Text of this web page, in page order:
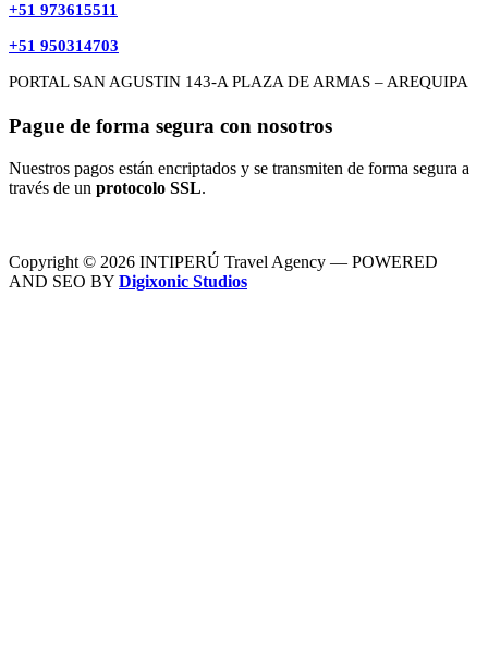
+51 973615511
+51 950314703
PORTAL SAN AGUSTIN 143-A PLAZA DE ARMAS – AREQUIPA
Pague de forma segura con nosotros
Nuestros pagos están encriptados y se transmiten de forma segura a
través de un protocolo SSL.
Copyright © 2026 INTIPERÚ Travel Agency — POWERED
AND SEO BY Digixonic Studios